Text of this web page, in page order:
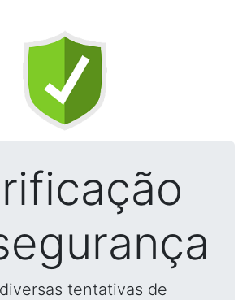
tentativas de